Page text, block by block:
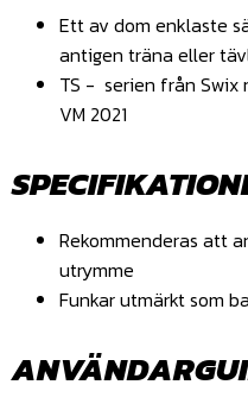
Ett av dom enklaste
antigen träna eller
TS - serien från Swix
VM 2021
Rekommenderas att
utrymme
Funkar utmärkt som